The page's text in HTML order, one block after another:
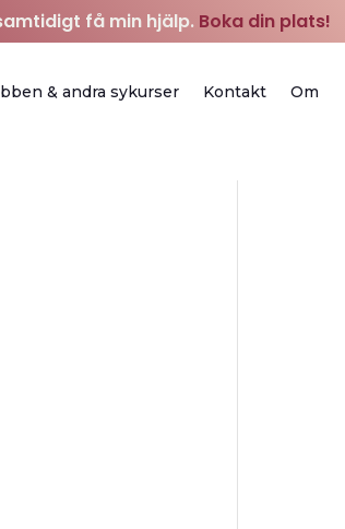
få min hjälp. Boka din plats!
& andra sykurser Kontakt Om